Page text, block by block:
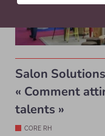
Salon
« Comment
talents »
CORE RH